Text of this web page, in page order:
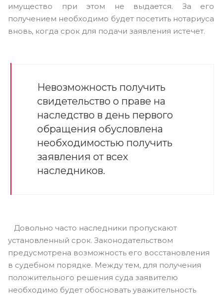
имущество при этом не выдается. За его
получением необходимо будет посетить нотариуса
вновь, когда срок для подачи заявления истечет.
Невозможность получить
свидетельство о праве на
наследство в день первого
обращения обусловлена
необходимостью получить
заявления от всех
наследников.
Довольно часто наследники пропускают
установленный срок. Законодательством
предусмотрена возможность его восстановления
в судебном порядке. Между тем, для получения
положительного решения суда заявителю
необходимо будет обосновать уважительность